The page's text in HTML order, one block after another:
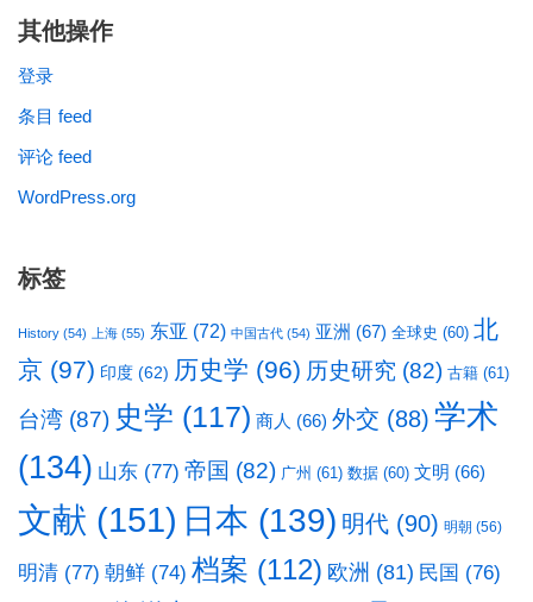
其他操作
登录
条目 feed
评论 feed
WordPress.org
标签
History (54) 上海 (55) 东亚 (72) 中国古代 (54) 亚洲 (67) 全球史 (60) 北
京 (97) 印度 (62) 历史学 (96) 历史研究 (82) 古籍 (61)
台湾 (87) 史学 (117) 商人 (66) 外交 (88) 学术
(134) 山东 (77) 帝国 (82) 广州 (61) 数据 (60) 文明 (66)
文献 (151) 日本 (139) 明代 (90) 明朝 (56)
明清 (77) 朝鲜 (74) 档案 (112) 欧洲 (81) 民国 (76)